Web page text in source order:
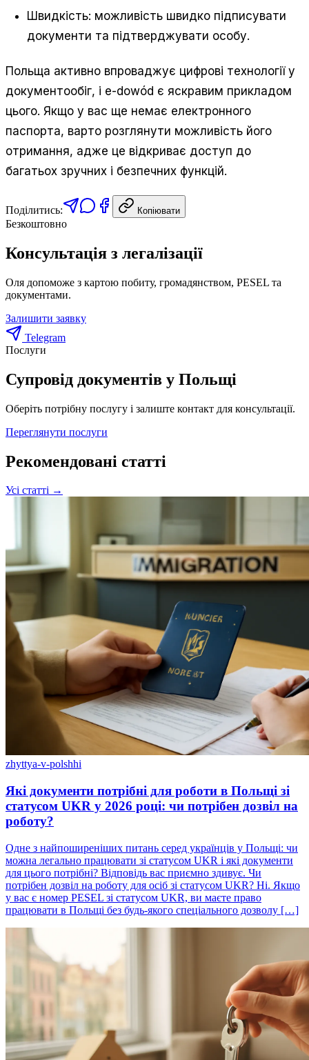
Швидкість: можливість швидко підписувати
документи та підтверджувати особу.
Польща активно впроваджує цифрові технології у
документообіг, і e-dowód є яскравим прикладом
цього. Якщо у вас ще немає електронного
паспорта, варто розглянути можливість його
отримання, адже це відкриває доступ до
багатьох зручних і безпечних функцій.
Поділитись: Копіювати
Безкоштовно
Консультація з легалізації
Оля допоможе з картою побиту, громадянством, PESEL та
документами.
Залишити заявку
Telegram
Послуги
Супровід документів у Польщі
Оберіть потрібну послугу і залиште контакт для консультації.
Переглянути послуги
Рекомендовані статті
Усі статті →
zhyttya-v-polshhi
Які документи потрібні для роботи в Польщі зі
статусом UKR у 2026 році: чи потрібен дозвіл на
роботу?
Одне з найпоширеніших питань серед українців у Польщі: чи
можна легально працювати зі статусом UKR і які документи
для цього потрібні? Відповідь вас приємно здивує. Чи
потрібен дозвіл на роботу для осіб зі статусом UKR? Ні. Якщо
у вас є номер PESEL зі статусом UKR, ви маєте право
працювати в Польщі без будь-якого спеціального дозволу […]